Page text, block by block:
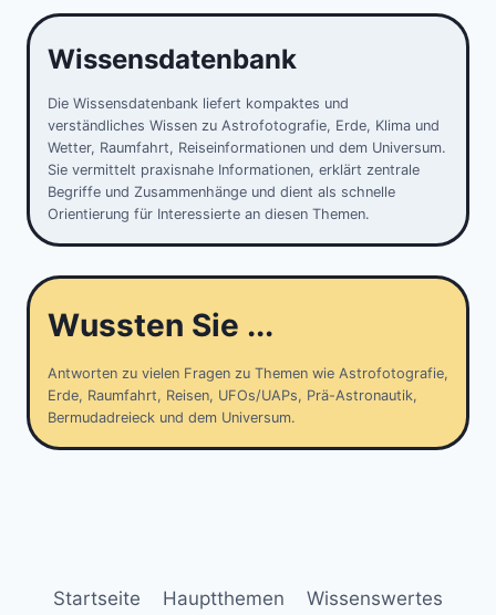
Wissensdatenbank
Die Wissensdatenbank liefert kompaktes und
verständliches Wissen zu Astrofotografie, Erde, Klima und
Wetter, Raumfahrt, Reiseinformationen und dem Universum.
Sie vermittelt praxisnahe Informationen, erklärt zentrale
Begriffe und Zusammenhänge und dient als schnelle
Orientierung für Interessierte an diesen Themen.
Wussten Sie ...
Antworten zu vielen Fragen zu Themen wie Astrofotografie,
Erde, Raumfahrt, Reisen, UFOs/UAPs, Prä-Astronautik,
Bermudadreieck und dem Universum.
Startseite Hauptthemen Wissenswertes